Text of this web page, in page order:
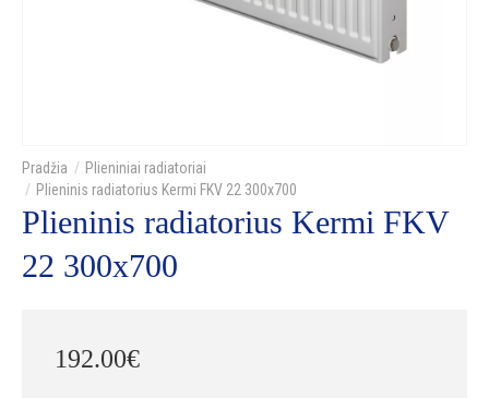
Plieniniai radiatoriai
Plieninis radiatorius Kermi FKV 22 300x700
Plieninis radiatorius Kermi FKV
22 300x700
192.00€